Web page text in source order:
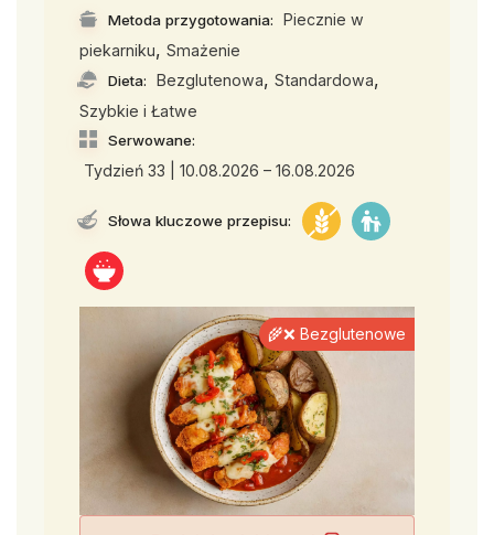
Metoda przygotowania:
Piecznie w
piekarniku, Smażenie
Dieta: Bezglutenowa, Standardowa,
Szybkie i Łatwe
Serwowane:
Tydzień 33 | 10.08.2026 – 16.08.2026
Słowa kluczowe przepisu:
🌾❌ Bezglutenowe